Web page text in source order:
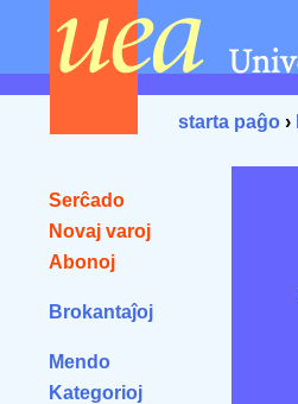
starta paĝo ›
Serĉado
Novaj varoj
Abonoj
Brokantaĵoj
Mendo
Kategorioj